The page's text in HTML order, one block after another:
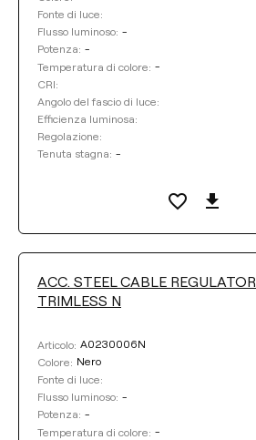
Fonte di luce:
Flusso luminoso: -
Potenza: -
Temperatura di colore: -
CRI:
Angolo del fascio di luce:
Efficienza luminosa:
Regolazione:
Tenuta stagna: -
ACC. STEEL CABLE REGULATOR
TRIMLESS N
Articolo: A0230006N
Colore: Nero
Fonte di luce:
Flusso luminoso: -
Potenza: -
Temperatura di colore: -